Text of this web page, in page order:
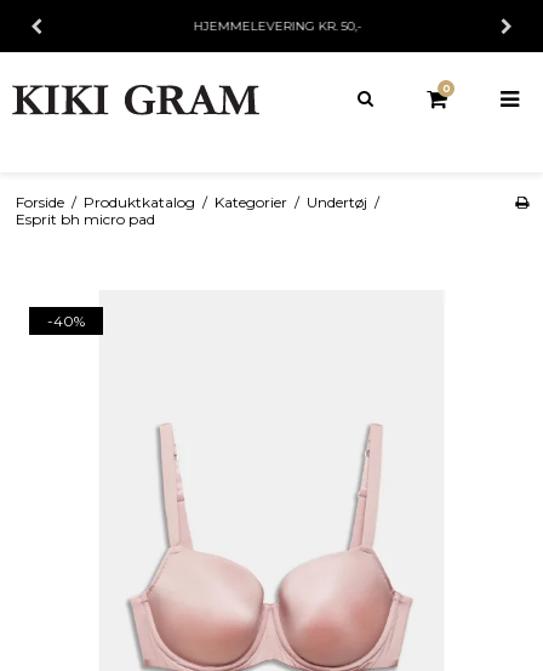
FRAGT KR. 25,- V/KØB UNDER 499,-
0
Forside / Produktkatalog / Kategorier / Undertøj /
Esprit bh micro pad
-40%